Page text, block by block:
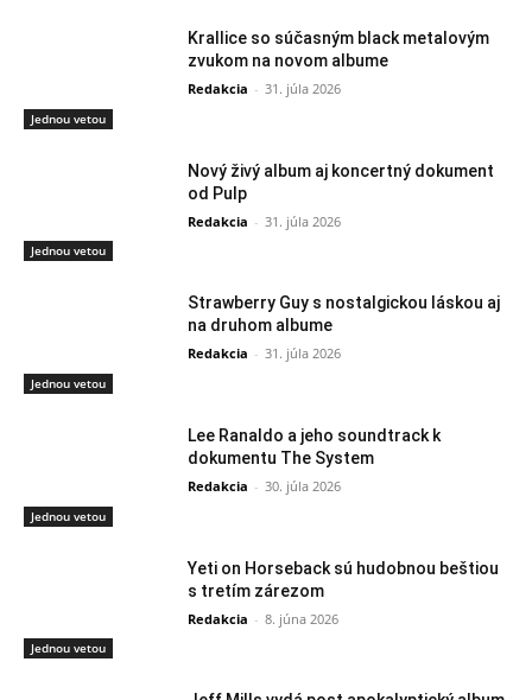
Jednou vetou
Krallice so súčasným black metalovým
zvukom na novom albume
Redakcia - 31. júla 2026
Jednou vetou
Nový živý album aj koncertný dokument
od Pulp
Redakcia - 31. júla 2026
Jednou vetou
Strawberry Guy s nostalgickou láskou aj
na druhom albume
Redakcia - 31. júla 2026
Jednou vetou
Lee Ranaldo a jeho soundtrack k
dokumentu The System
Redakcia - 30. júla 2026
Jednou vetou
Yeti on Horseback sú hudobnou beštiou
s tretím zárezom
Redakcia - 8. júna 2026